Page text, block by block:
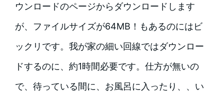
ウンロードのページからダウンロードします
が、ファイルサイズが64MB！もあるのにはビ
ックリです。我が家の細い回線ではダウンロー
ドするのに、約1時間必要です。仕方が無いの
で、待っている間に、お風呂に入ったり、、い